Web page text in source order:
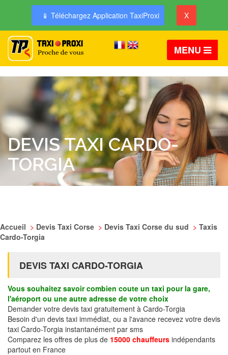
📱 Téléchargez Application TaxiProxi X
MENU
DEVIS TAXI CARDO-
TORGIA
Accueil > Devis Taxi Corse > Devis Taxi Corse du sud > Taxis
Cardo-Torgia
DEVIS TAXI CARDO-TORGIA
Vous souhaitez savoir combien coute un taxi pour la gare,
l'aéroport ou une autre adresse de votre choix
Demander votre devis taxi gratuitement à Cardo-Torgia
Besoin d'un devis taxi immédiat, ou a l'avance recevez votre devis
taxi Cardo-Torgia instantanément par sms
Comparez les offres de plus de 15000 chauffeurs indépendants
partout en France